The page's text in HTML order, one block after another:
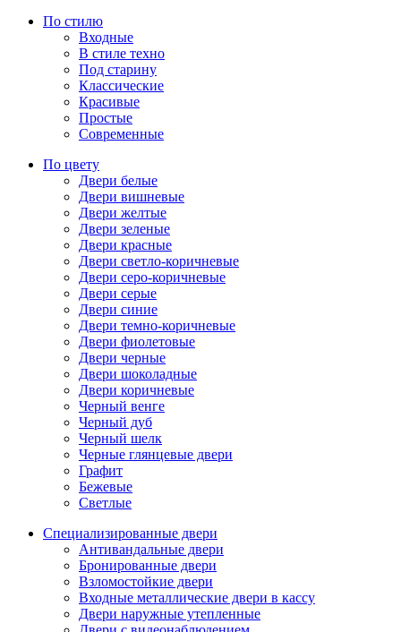
По стилю
Входные
В стиле техно
Под старину
Классические
Красивые
Простые
Современные
По цвету
Двери белые
Двери вишневые
Двери желтые
Двери зеленые
Двери красные
Двери светло-коричневые
Двери серо-коричневые
Двери серые
Двери синие
Двери темно-коричневые
Двери фиолетовые
Двери черные
Двери шоколадные
Двери коричневые
Черный венге
Черный дуб
Черный шелк
Черные глянцевые двери
Графит
Бежевые
Светлые
Специализированные двери
Антивандальные двери
Бронированные двери
Взломостойкие двери
Входные металлические двери в кассу
Двери наружные утепленные